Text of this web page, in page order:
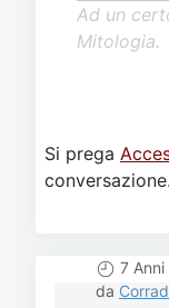
Ad un
Mitologia.
Si prega
conversazione.
7
da